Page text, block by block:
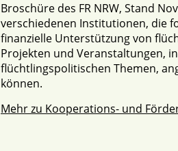
Broschüre des FR NRW, Stand
verschiedenen Institutionen, die
finanzielle Unterstützung von
Projekten und Veranstaltungen,
flüchtlingspolitischen Themen,
können.
Mehr zu Kooperations- und